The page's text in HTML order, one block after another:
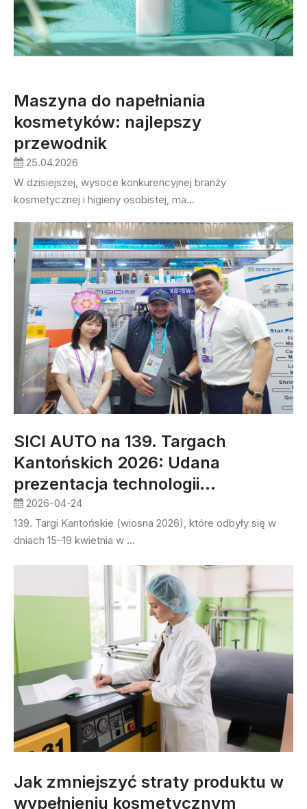
Maszyna do napełniania
kosmetyków: najlepszy
przewodnik
25.04.2026
W dzisiejszej, wysoce konkurencyjnej branży
kosmetycznej i higieny osobistej, ma...
SICI AUTO na 139. Targach
Kantońskich 2026: Udana
prezentacja technologii
napełniania rotacyjnego
2026-04-24
139. Targi Kantońskie (wiosna 2026), które odbyły się w
dniach 15–19 kwietnia w ...
Jak zmniejszyć straty produktu w
wypełnieniu kosmetycznym